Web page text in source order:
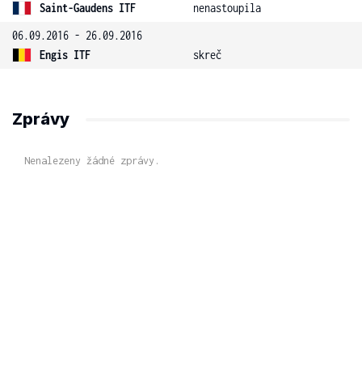
Saint-Gaudens ITF
nenastoupila
06.09.2016 - 26.09.2016
Engis ITF
skreč
Zprávy
Nenalezeny žádné zprávy.